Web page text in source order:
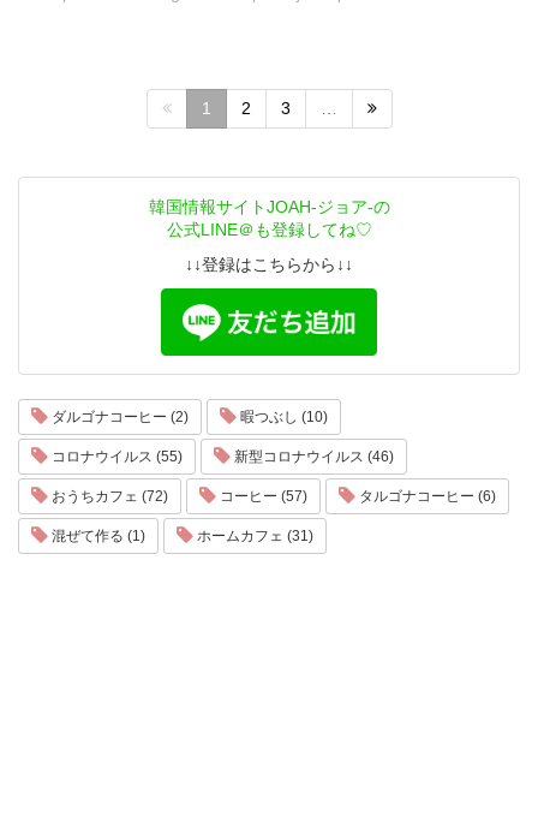
1 2 3
韓国情報サイトJOAH-ジョア-の
公式LINE＠も登録してね♡
↓↓登録はこちらから↓↓
ダルゴナコーヒー (2) 暇つぶし (10)
コロナウイルス (55) 新型コロナウイルス (46)
おうちカフェ (72) コーヒー (57) タルゴナコーヒー (6)
混ぜて作る (1) ホームカフェ (31)